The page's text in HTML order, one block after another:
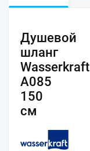
Душевой
шланг
Wasserkraft
A085
150
см